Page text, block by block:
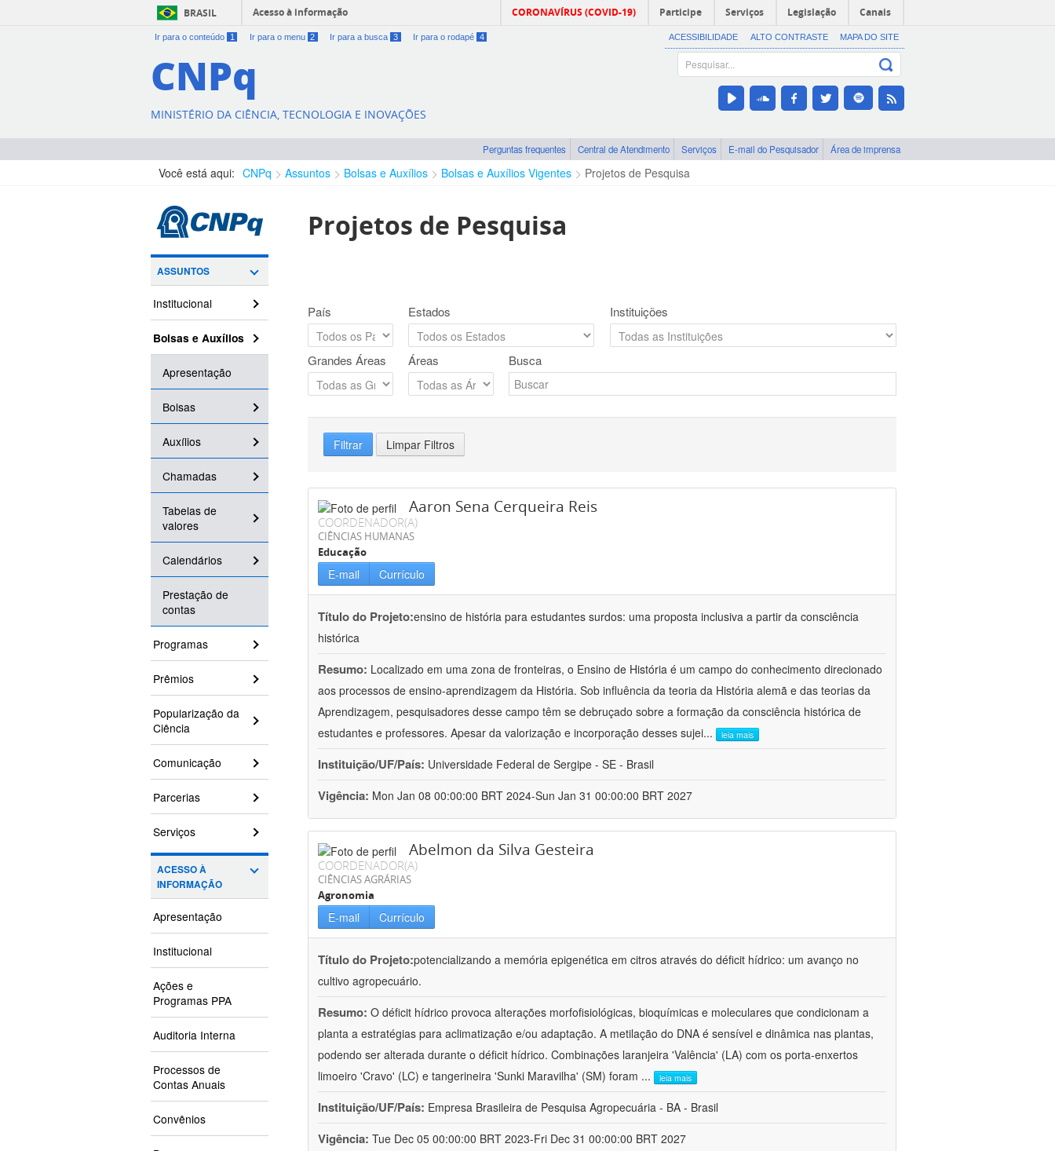
BRASIL Acesso à informação CORONAVÍRUS (COVID-19) Participe Serviços Legislação Canais
Ir para o conteúdo 1 Ir para o menu 2 Ir para a busca 3 Ir para o rodapé 4 ACESSIBILIDADE ALTO CONTRASTE MAPA DO SITE
CNPq
MINISTÉRIO DA CIÊNCIA, TECNOLOGIA E INOVAÇÕES
Perguntas frequentes Central de Atendimento Serviços E-mail do Pesquisador Área de imprensa
Você está aqui: CNPq Assuntos Bolsas e Auxílios Bolsas e Auxílios Vigentes Projetos de Pesquisa
ASSUNTOS
Institucional
Bolsas e Auxílios
Apresentação
Bolsas
Auxílios
Chamadas
Tabelas de
valores
Calendários
Prestação de
contas
Programas
Prêmios
Popularização da
Ciência
Comunicação
Parcerias
Serviços
ACESSO À
INFORMAÇÃO
Apresentação
Institucional
Ações e
Programas PPA
Auditoria Interna
Processos de
Contas Anuais
Convênios
Projetos de Pesquisa
País Estados Instituições
Grandes Áreas Áreas Busca
Filtrar Limpar Filtros
Aaron Sena Cerqueira Reis
COORDENADOR(A)
CIÊNCIAS HUMANAS
Educação
E-mail Currículo
Título do Projeto:ensino de história para estudantes surdos: uma proposta inclusiva a partir da consciência
histórica
Resumo: Localizado em uma zona de fronteiras, o Ensino de História é um campo do conhecimento direcionado
aos processos de ensino-aprendizagem da História. Sob influência da teoria da História alemã e das teorias da
Aprendizagem, pesquisadores desse campo têm se debruçado sobre a formação da consciência histórica de
estudantes e professores. Apesar da valorização e incorporação desses sujei... leia mais
Instituição/UF/País: Universidade Federal de Sergipe - SE - Brasil
Vigência: Mon Jan 08 00:00:00 BRT 2024-Sun Jan 31 00:00:00 BRT 2027
Abelmon da Silva Gesteira
COORDENADOR(A)
CIÊNCIAS AGRÁRIAS
Agronomia
E-mail Currículo
Título do Projeto:potencializando a memória epigenética em citros através do déficit hídrico: um avanço no
cultivo agropecuário.
Resumo: O déficit hídrico provoca alterações morfofisiológicas, bioquímicas e moleculares que condicionam a
planta a estratégias para aclimatização e/ou adaptação. A metilação do DNA é sensível e dinâmica nas plantas,
podendo ser alterada durante o déficit hídrico. Combinações laranjeira 'Valência' (LA) com os porta-enxertos
limoeiro 'Cravo' (LC) e tangerineira 'Sunki Maravilha' (SM) foram ... leia mais
Instituição/UF/País: Empresa Brasileira de Pesquisa Agropecuária - BA - Brasil
Vigência: Tue Dec 05 00:00:00 BRT 2023-Fri Dec 31 00:00:00 BRT 2027